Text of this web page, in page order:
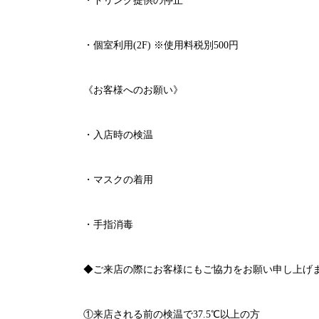
・個室利用(2F) ※使用料税別 500円
《お客様へのお願い》
・入店時の検温
・マスクの着用
・手指消毒
◆ご来店の際にお客様にもご協力をお願い申し上げ
①来店される前の検温で37.5℃以上の方